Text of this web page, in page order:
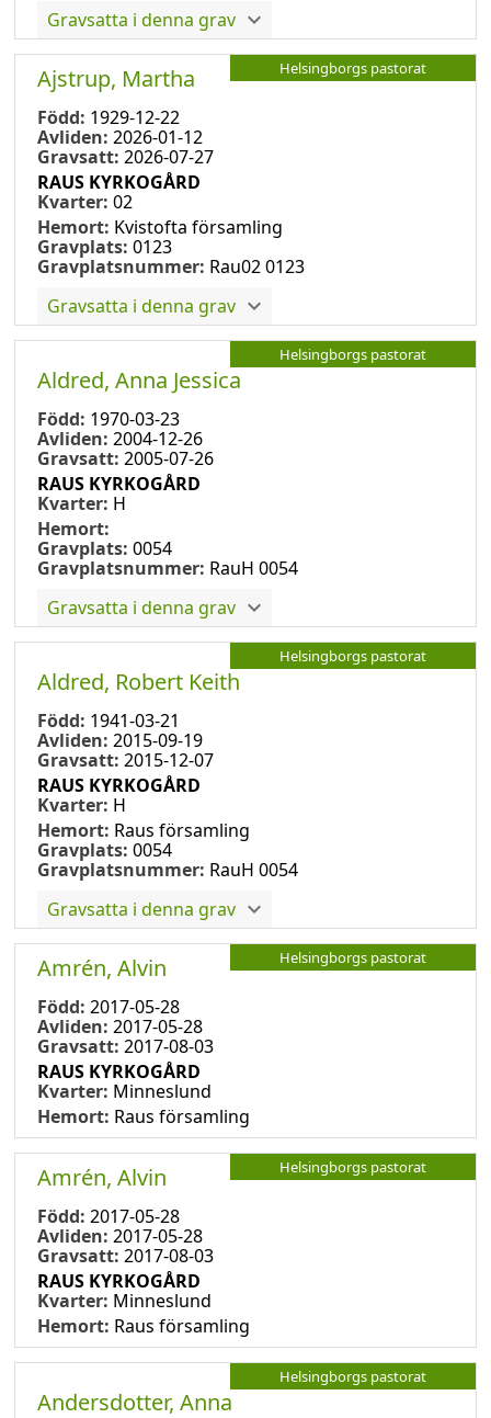
Gravsatta i denna grav
Helsingborgs pastorat
Ajstrup, Martha
Född: 1929-12-22
Avliden: 2026-01-12
Gravsatt: 2026-07-27
RAUS KYRKOGÅRD
Kvarter: 02
Hemort: Kvistofta församling
Gravplats: 0123
Gravplatsnummer: Rau02 0123
Gravsatta i denna grav
Helsingborgs pastorat
Aldred, Anna Jessica
Född: 1970-03-23
Avliden: 2004-12-26
Gravsatt: 2005-07-26
RAUS KYRKOGÅRD
Kvarter: H
Hemort:
Gravplats: 0054
Gravplatsnummer: RauH 0054
Gravsatta i denna grav
Helsingborgs pastorat
Aldred, Robert Keith
Född: 1941-03-21
Avliden: 2015-09-19
Gravsatt: 2015-12-07
RAUS KYRKOGÅRD
Kvarter: H
Hemort: Raus församling
Gravplats: 0054
Gravplatsnummer: RauH 0054
Gravsatta i denna grav
Helsingborgs pastorat
Amrén, Alvin
Född: 2017-05-28
Avliden: 2017-05-28
Gravsatt: 2017-08-03
RAUS KYRKOGÅRD
Kvarter: Minneslund
Hemort: Raus församling
Helsingborgs pastorat
Amrén, Alvin
Född: 2017-05-28
Avliden: 2017-05-28
Gravsatt: 2017-08-03
RAUS KYRKOGÅRD
Kvarter: Minneslund
Hemort: Raus församling
Helsingborgs pastorat
Andersdotter, Anna